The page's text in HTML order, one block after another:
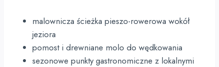
malownicza ścieżka pieszo-rowerowa wokół
jeziora
pomost i drewniane molo do wędkowania
sezonowe punkty gastronomiczne z lokalnymi